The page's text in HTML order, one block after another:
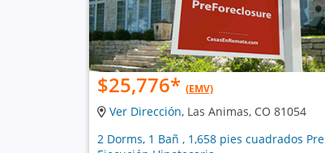
$25,776* (EMV)
Ver Dirección, Las Animas, CO 81054
2 Dorms, 1 Bañ , 1,658 pies cuadrados Pre